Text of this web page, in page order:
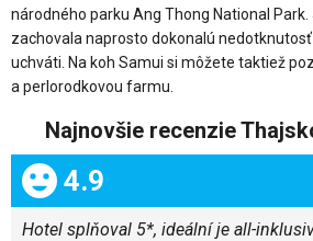
národného parku Ang Thong National Park.
zachovala naprosto dokonalú
uchváti. Na koh Samui si môžete taktiež
a perlorodkovou farmu.
Najnovšie recenzie
Celkom:
4.9
Hotel splňoval 5*, ideální je all-